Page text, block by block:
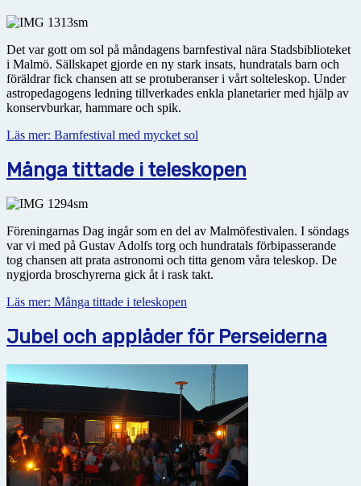
Det var gott om sol på måndagens barnfestival nära Stadsbiblioteket
i Malmö. Sällskapet gjorde en ny stark insats, hundratals barn och
föräldrar fick chansen att se protuberanser i vårt solteleskop. Under
astropedagogens ledning tillverkades enkla planetarier med hjälp av
konservburkar, hammare och spik.
Läs mer: Barnfestival med mycket sol
Många tittade i teleskopen
Föreningarnas Dag ingår som en del av Malmöfestivalen. I söndags
var vi med på Gustav Adolfs torg och hundratals förbipasserande
tog chansen att prata astronomi och titta genom våra teleskop. De
nygjorda broschyrerna gick åt i rask takt.
Läs mer: Många tittade i teleskopen
Jubel och applåder för Perseiderna